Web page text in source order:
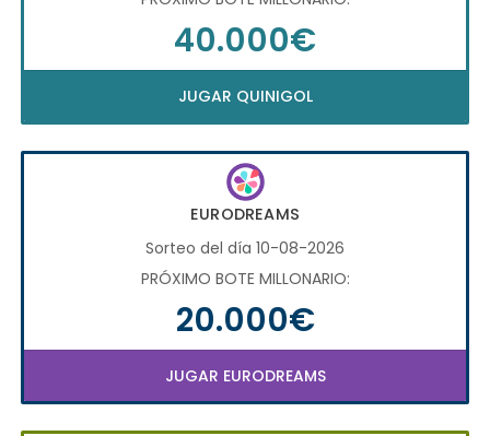
40.000€
JUGAR QUINIGOL
EURODREAMS
Sorteo del día 10-08-2026
PRÓXIMO BOTE MILLONARIO:
20.000€
JUGAR EURODREAMS